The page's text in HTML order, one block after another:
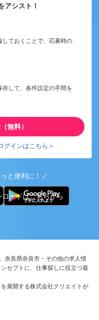
アシスト！
ておくことで、応募時の
して、条件設定の手間を
無料）
グインはこちら＞
と便利に！／
ロードはこちらから
奈良県奈良市・その他の求人情
セプトに、仕事探しに役立つ最
展開する株式会社クリエイトが